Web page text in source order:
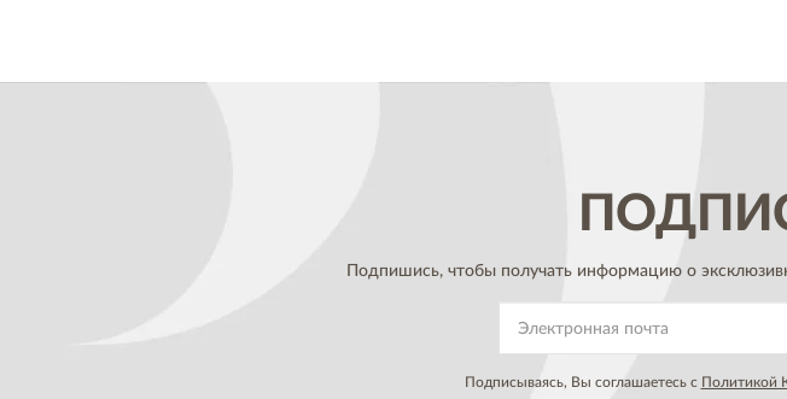
Подпишись, чтобы получать информацию о
Подписываясь, Вы соглашаетесь с Политикой